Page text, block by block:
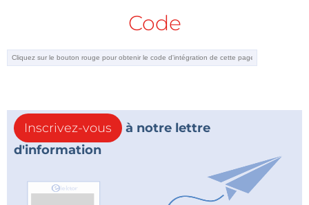
Code
Inscrivez-vous
à notre lettre
d'information